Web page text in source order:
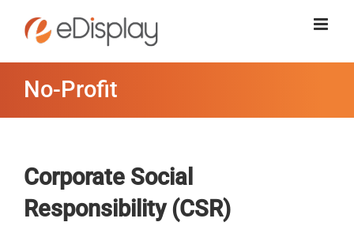
contenuto
No-Profit
Corporate Social
Responsibility (CSR)